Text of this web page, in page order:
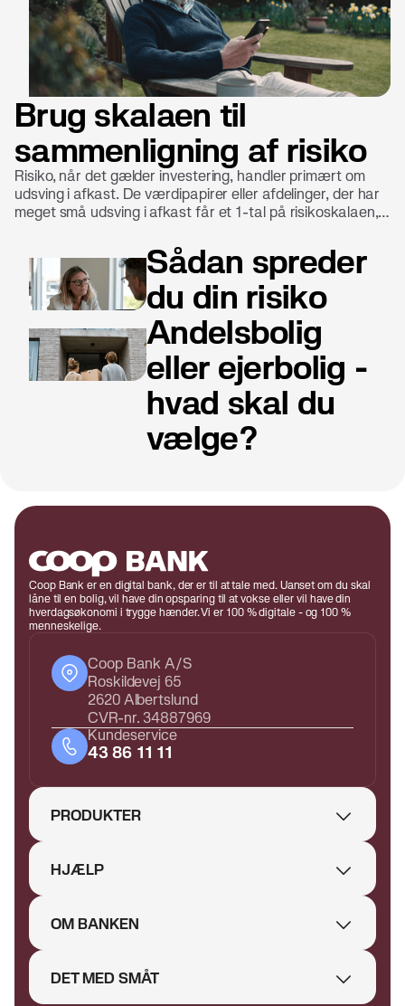
Brug skalaen til
sammenligning af risiko
Risiko, når det gælder investering, handler primært om
udsving i afkast. De værdipapirer eller afdelinger, der har
meget små udsving i afkast får et 1-tal på risikoskalaen,
Sådan spreder
du din risiko
Andelsbolig
eller ejerbolig -
hvad skal du
vælge?
Coop Bank er en digital bank, der er til at tale med. Uanset om du skal
låne til en bolig, vil have din opsparing til at vokse eller vil have din
hverdagsøkonomi i trygge hænder. Vi er 100 % digitale - og 100 %
menneskelige.
Coop Bank A/S
Roskildevej 65
2620 Albertslund
CVR-nr. 34887969
Kundeservice
43 86 11 11
PRODUKTER
HJÆLP
OM BANKEN
DET MED SMÅT